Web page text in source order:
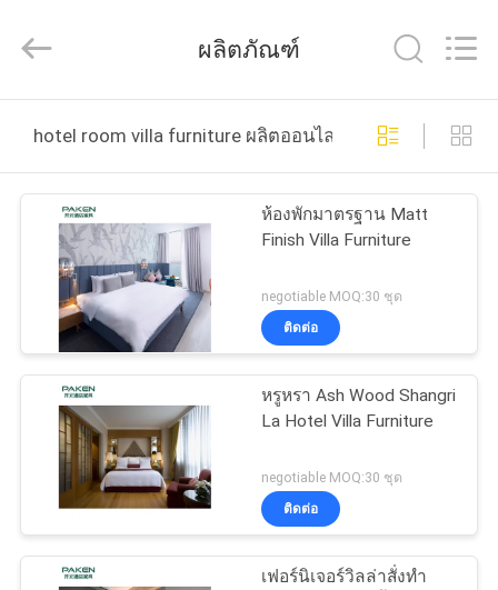
บ้าน
สินค้า
เกี่ยว
กับ
โรงงาน
Paken
Furniture
All
Reserved.
ผลิตภัณฑ์
hotel room villa furniture ผลิตออนไลน์
ห้องพักมาตรฐาน Matt
Finish Villa Furniture
negotiable MOQ:30 ชุด
ติดต่อ
หรูหรา Ash Wood Shangri
La Hotel Villa Furniture
negotiable MOQ:30 ชุด
ติดต่อ
เฟอร์นิเจอร์วิลล่าสั่งทำ